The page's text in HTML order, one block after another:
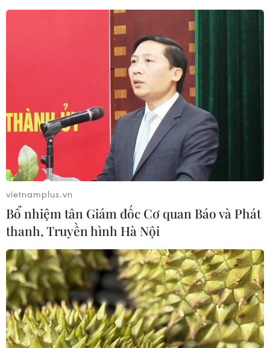
vietnamplus.vn
Bổ nhiệm tân Giám đốc Cơ quan Báo và Phát
thanh, Truyền hình Hà Nội